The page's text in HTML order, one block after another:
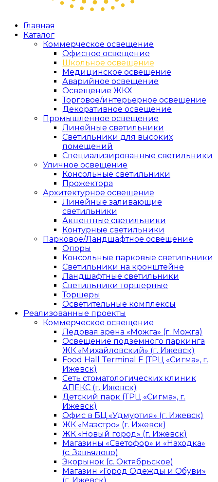
Главная
Каталог
Коммерческое освещение
Офисное освещение
Школьное освещение
Медицинское освещение
Аварийное освещение
Освещение ЖКХ
Торговое/интерьерное освещение
Декоративное освещение
Промышленное освещение
Линейные светильники
Светильники для высоких
помещений
Специализированные светильники
Уличное освещение
Консольные светильники
Прожектора
Архитектурное освещение
Линейные заливающие
светильники
Акцентные светильники
Контурные светильники
Парковое/Ландшафтное освещение
Опоры
Консольные парковые светильники
Светильники на кронштейне
Ландшафтные светильники
Светильники торшерные
Торшеры
Осветительные комплексы
Реализованные проекты
Коммерческое освещение
Ледовая арена «Можга» (г. Можга)
Освещение подземного паркинга
ЖК «Михайловский» (г. Ижевск)
Food Hall Terminal F (ТРЦ «Сигма», г.
Ижевск)
Сеть стоматологических клиник
АПЕКС (г. Ижевск)
Детский парк (ТРЦ «Сигма», г.
Ижевск)
Офис в БЦ «Удмуртия» (г. Ижевск)
ЖК «Маэстро» (г. Ижевск)
ЖК «Новый город» (г. Ижевск)
Магазины «Светофор» и «Находка»
(с. Завьялово)
Экорынок (с. Октябрьское)
Магазин «Город Одежды и Обуви»